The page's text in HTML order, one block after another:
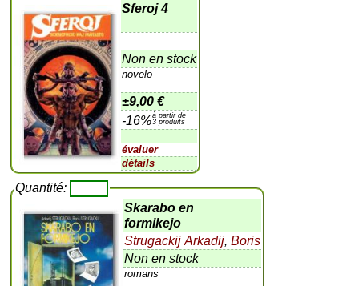
Sferoj 4
Non en stock
novelo
±9,00 €
-16%à partir de
3 produits
évaluer
détails
Quantité:
Skarabo en
formikejo
Strugackij Arkadij, Boris
Non en stock
romans